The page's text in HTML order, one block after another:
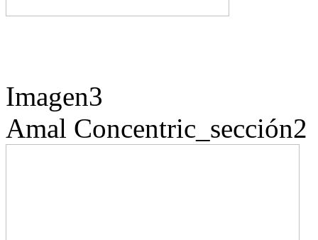
Imagen3
Amal Concentric_sección2